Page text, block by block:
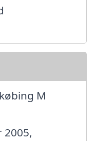
M
2005,